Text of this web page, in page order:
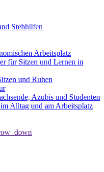
Stehhilfen
Arbeitsplatz
für Sitzen und Lernen in
und Ruhen
Azubis und Studenten
Alltag und am Arbeitsplatz